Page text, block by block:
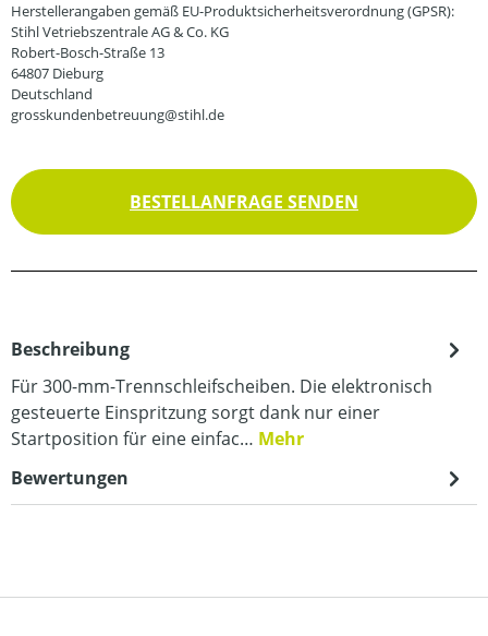
Herstellerangaben gemäß EU-Produktsicherheitsverordnung (GPSR):
Stihl Vetriebszentrale AG & Co. KG
Robert-Bosch-Straße 13
64807 Dieburg
Deutschland
grosskundenbetreuung@stihl.de
BESTELLANFRAGE SENDEN
Beschreibung
Für 300-mm-Trennschleifscheiben. Die elektronisch
gesteuerte Einspritzung sorgt dank nur einer
Startposition für eine einfac… Mehr
Bewertungen